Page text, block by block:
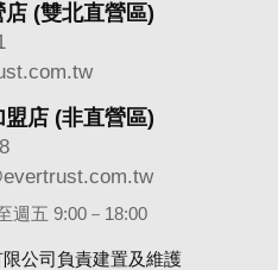
(雙北直營區)
店 (非直營區)
週五 9:00－18:00
公司負責建置及維護